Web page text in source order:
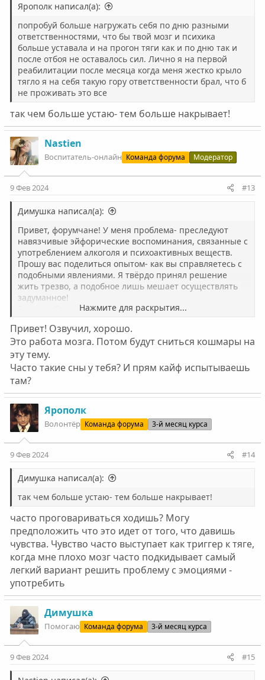
Ярополк написал(а):
попробуй больше нагружать себя по дню разными
ответственностями, что бы твой мозг и психика
больше уставала и на прогон тяги как и по дню так и
после отбоя не оставалось сил. Лично я на первой
реабилитации после месяца когда меня жестко крыло
тягло я на себя такую гору ответственности брал, что б
не проживать это все
так чем больше устаю- тем больше накрывает!
Nastien
Воспитатель-онлайн Команда форума Модератор
9 Фев 2024 #13
Димушка написал(а):
Привет, форумчане! У меня проблема- преследуют
навязчивые эйфорические воспоминания, связанные с
употреблением алкоголя и психоактивных веществ.
Прошу вас поделиться опытом- как вы справляетесь с
подобными явлениями. Я твёрдо принял решение
жить трезво, а подобное лишь мешает осуществлять
задуманное!
Заранее благодарю!Нажмите для раскрытия...
Привет! Озвучил, хорошо.
Это работа мозга. Потом будут сниться кошмары на
эту тему.
Часто такие сны у тебя? И прям кайф испытываешь
там?
Ярополк
Волонтёр Команда форума 3-й месяц курса
9 Фев 2024 #14
Димушка написал(а):
так чем больше устаю- тем больше накрывает!
часто проговариваться ходишь? Могу
предположить что это идет от того, что давишь
чувства. Чувство часто выступает как триггер к тяге,
когда мне плохо мозг часто подкидывает самый
легкий вариант решить проблему с эмоциями -
употребить
Димушка
Помогаю Команда форума 3-й месяц курса
9 Фев 2024 #15